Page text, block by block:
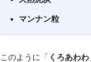
マンナン粒
このように「 くろあわわ